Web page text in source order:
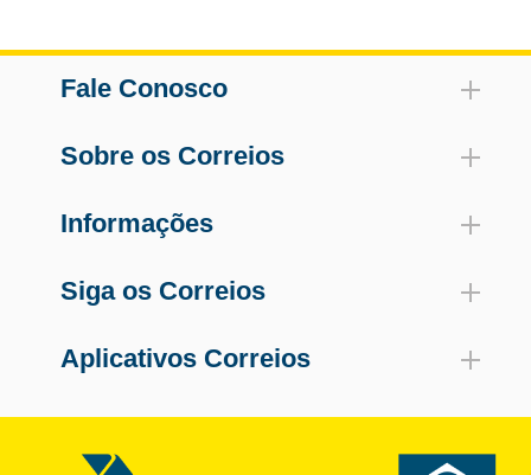
Fale Conosco
Sobre os Correios
Informações
Siga os Correios
Aplicativos Correios